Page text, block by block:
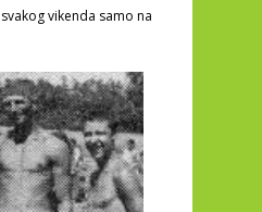
vikenda samo na